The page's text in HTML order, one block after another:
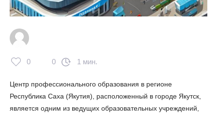
0 0 1 мин.
Центр профессионального образования в регионе
Республика Саха (Якутия), расположенный в городе Якутск,
является одним из ведущих образовательных учреждений,